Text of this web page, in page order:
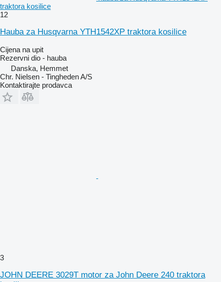
traktora kosilice
12
Hauba za Husqvarna YTH1542XP traktora kosilice
Cijena na upit
Rezervni dio - hauba
Danska, Hemmet
Chr. Nielsen - Tingheden A/S
Kontaktirajte prodavca
3
JOHN DEERE 3029T motor za John Deere 240 traktora